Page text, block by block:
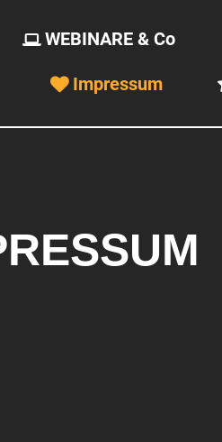
WEBINARE & Co
Impressum